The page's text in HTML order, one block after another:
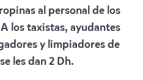
al personal de los
los taxistas, ayudantes
y limpiadores de
les dan 2 Dh.